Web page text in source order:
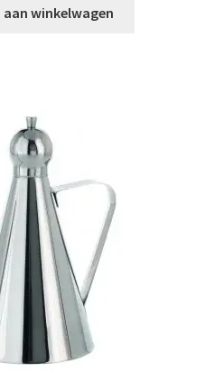
aan winkelwagen